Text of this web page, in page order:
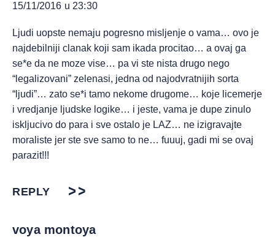
15/11/2016 u 23:30
Ljudi uopste nemaju pogresno misljenje o vama… ovo je
najdebilniji clanak koji sam ikada procitao… a ovaj ga
se*e da ne moze vise… pa vi ste nista drugo nego
“legalizovani” zelenasi, jedna od najodvratnijih sorta
“ljudi”… zato se*i tamo nekome drugome… koje licemerje
i vredjanje ljudske logike… i jeste, vama je dupe zinulo
iskljucivo do para i sve ostalo je LAZ… ne izigravajte
moraliste jer ste sve samo to ne… fuuuj, gadi mi se ovaj
parazit!!!
REPLY
voya montoya